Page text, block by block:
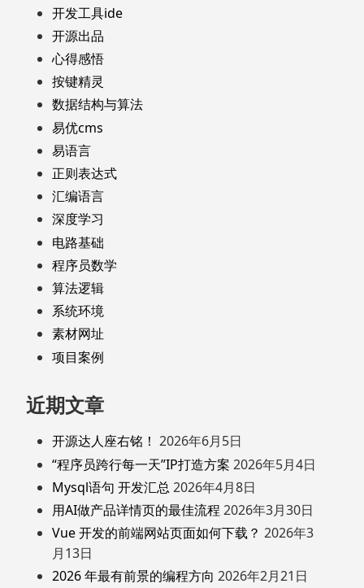
开发工具ide
开源出品
心得感悟
按键精灵
数据结构与算法
易优cms
易语言
正则表达式
汇编语言
深度学习
电路基础
程序员数学
算法逻辑
系统环境
素材网址
项目案例
近期文章
开源达人座右铭！ 2026年6月5日
“程序员跨行每一天”IP打造方案 2026年5月4日
Mysql语句 开发汇总 2026年4月8日
用AI做产品详情页的最佳流程 2026年3月30日
Vue 开发的前端网站页面如何下载？ 2026年3
月13日
2026 年最有前景的编程方向 2026年2月21日